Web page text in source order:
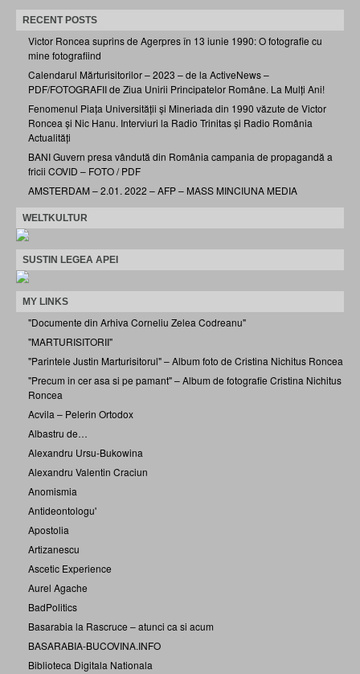
RECENT POSTS
Victor Roncea suprins de Agerpres în 13 iunie 1990: O fotografie cu
mine fotografiind
Calendarul Mărturisitorilor – 2023 – de la ActiveNews –
PDF/FOTOGRAFII de Ziua Unirii Principatelor Române. La Mulți Ani!
Fenomenul Piața Universității și Mineriada din 1990 văzute de Victor
Roncea și Nic Hanu. Interviuri la Radio Trinitas și Radio România
Actualități
BANI Guvern presa vândută din România campania de propagandă a
fricii COVID – FOTO / PDF
AMSTERDAM – 2.01. 2022 – AFP – MASS MINCIUNA MEDIA
WELTKULTUR
SUSTIN LEGEA APEI
MY LINKS
"Documente din Arhiva Corneliu Zelea Codreanu"
"MARTURISITORII"
"Parintele Justin Marturisitorul" – Album foto de Cristina Nichitus Roncea
"Precum in cer asa si pe pamant" – Album de fotografie Cristina Nichitus
Roncea
Acvila – Pelerin Ortodox
Albastru de…
Alexandru Ursu-Bukowina
Alexandru Valentin Craciun
Anomismia
Antideontologu'
Apostolia
Artizanescu
Ascetic Experience
Aurel Agache
BadPolitics
Basarabia la Rascruce – atunci ca si acum
BASARABIA-BUCOVINA.INFO
Biblioteca Digitala Nationala